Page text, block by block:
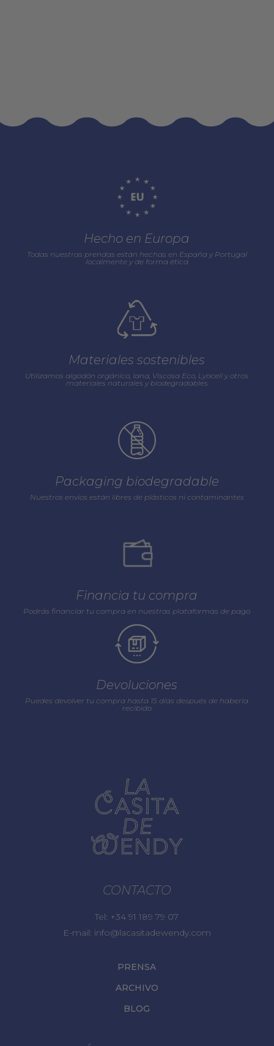
Hecho en Europa
Todas nuestras prendas están hechas en España y Portugal
localmente y de forma ética
Materiales sostenibles
Utilizamos algodón orgánico, lana, Viscosa Eco, Lyocell y otros
materiales naturales y biodegradables
Packaging biodegradable
Nuestros envios están libres de plásticos ni contaminantes
Financia tu compra
Podrás financiar tu compra en nuestras plataformas de pago
Devoluciones
Puedes devolver tu compra hasta 15 días después de haberla
recibido
CONTACTO
Tel: +34 91 189 79 07
E-mail: info@lacasitadewendy.com
PRENSA
ARCHIVO
BLOG